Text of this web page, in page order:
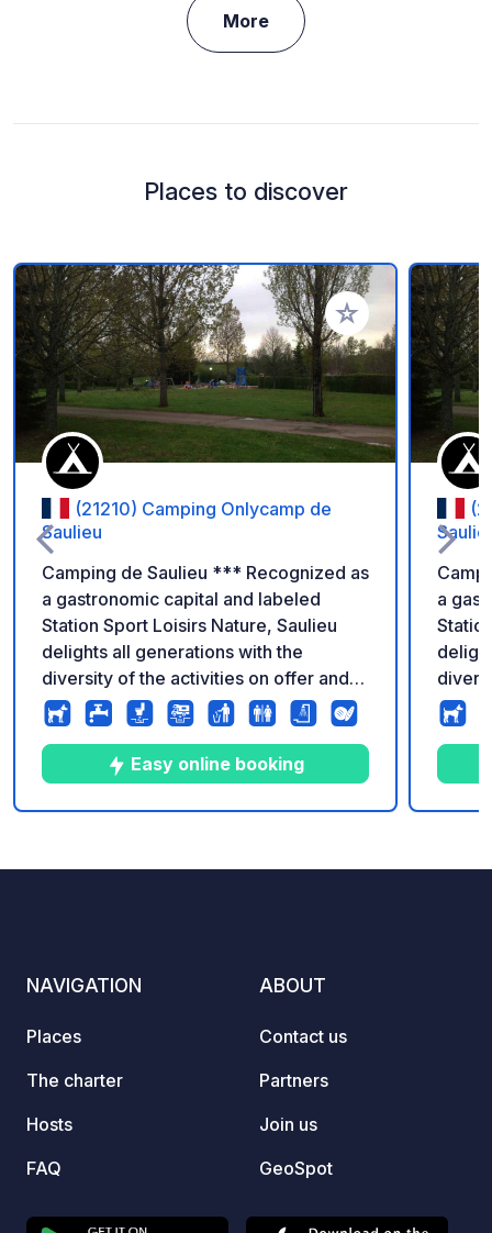
More
Places to discover
Add to your
(21210) Camping Onlycamp de
Saulieu
Camping de Saulieu *** Recognized as
a gastronomic capital and labeled
Station Sport Loisirs Nature, Saulieu
delights all generations with the
diversity of the activities on offer and
the quality of its natural environment.
The Morvan Regional Nature Park is a
generous land, known for its large
lakes and enchanting forests.
Motorhome service area is brand new,
Easy online booking
a
the
The
lakes
NAVIGATION
Places
The charter
Hosts
FAQ
ABOUT
Contact us
Partners
Join us
GeoSpot